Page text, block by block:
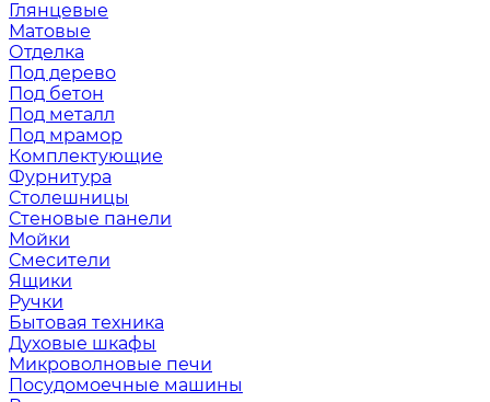
Глянцевые
Матовые
Отделка
Под дерево
Под бетон
Под металл
Под мрамор
Комплектующие
Фурнитура
Столешницы
Стеновые панели
Мойки
Смесители
Ящики
Ручки
Бытовая техника
Духовые шкафы
Микроволновые печи
Посудомоечные машины